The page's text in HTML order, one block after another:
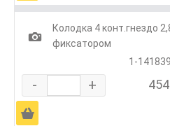
1
Колодка 4 конт.гнездо
фиксатором
1-
- +
Ä